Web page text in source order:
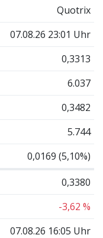
Quotrix
07.08.26 23:01 Uhr
0,3313
6.037
0,3482
5.744
0,0169 (5,10%)
0,3380
-3,62 %
07.08.26 16:05 Uhr